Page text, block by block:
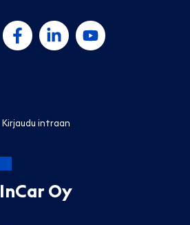
Kirjaudu intraan
InCar Oy